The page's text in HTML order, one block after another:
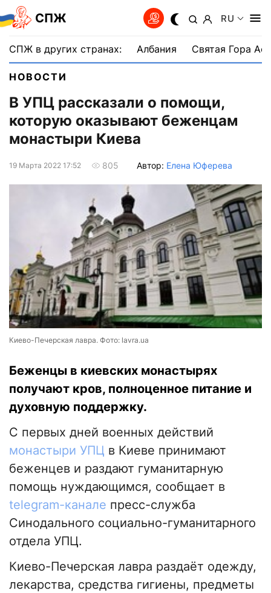
СПЖ RU
СПЖ в других странах: Албания Святая Гора
НОВОСТИ
В УПЦ рассказали о помощи,
которую оказывают беженцам
монастыри Киева
19 Марта 2022 17:52 805 Автор: Елена Юферева
Киево-Печерская лавра. Фото: lavra.ua
Беженцы в киевских монастырях
получают кров, полноценное питание и
духовную поддержку.
С первых дней военных действий
монастыри УПЦ в Киеве принимают
беженцев и раздают гуманитарную
помощь нуждающимся, сообщает в
telegram-канале пресс-служба
Синодального социально-гуманитарного
отдела УПЦ.
Киево-Печерская лавра раздаёт одежду,
лекарства, средства гигиены, предметы